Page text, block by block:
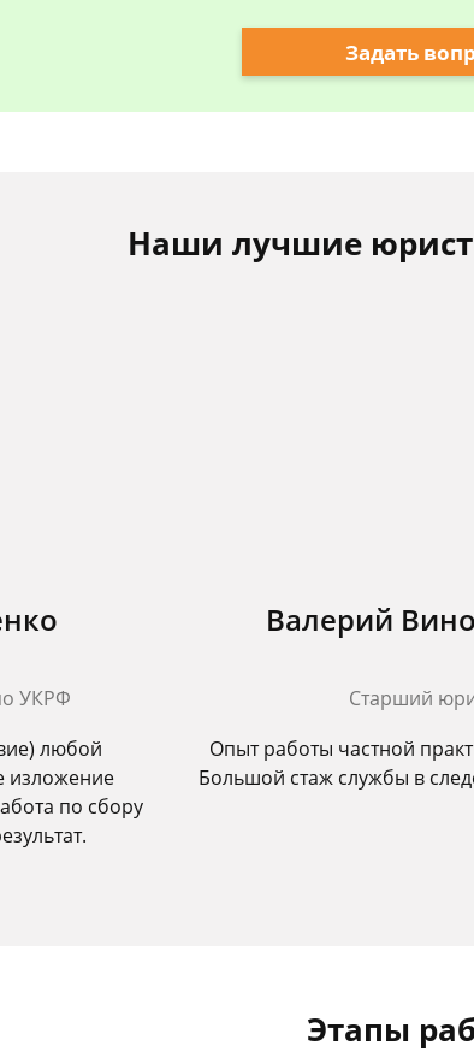
Задать
Наши лучшие
УКРФ
любой
изложение
по сбору
Валерий
Старший
Опыт работы частной
Большой стаж службы в
Этапы